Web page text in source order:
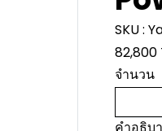
SKU :
82,800
จำนวน